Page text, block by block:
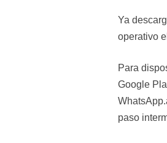
Ya
operativo
Para
Google
paso